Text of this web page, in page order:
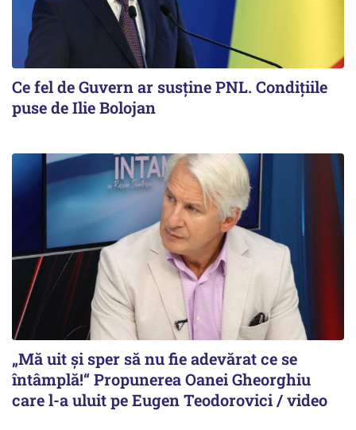
Ce fel de Guvern ar susține PNL. Condițiile
puse de Ilie Bolojan
„Mă uit și sper să nu fie adevărat ce se
întâmplă!“ Propunerea Oanei Gheorghiu
care l-a uluit pe Eugen Teodorovici / video